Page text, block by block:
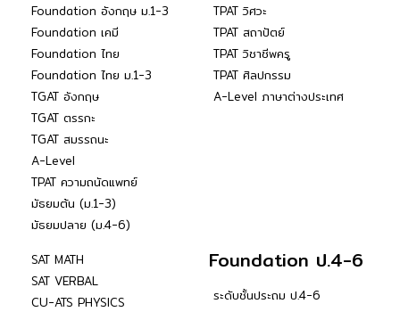
Foundation อังกฤษ ม.1-3
Foundation เคมี
Foundation ไทย
Foundation ไทย ม.1-3
TGAT อังกฤษ
TGAT ตรรกะ
TGAT สมรรถนะ
A-Level
TPAT ความถนัดแพทย์
มัธยมต้น (ม.1-3)
มัธยมปลาย (ม.4-6)
TPAT วิศวะ
TPAT สถาปัตย์
TPAT วิชาชีพครู
TPAT ศิลปกรรม
A-Level ภาษาต่างประเทศ
SAT MATH
SAT VERBAL
CU-ATS PHYSICS
Foundation ป.4-6
ระดับชั้นประถม ป.4-6